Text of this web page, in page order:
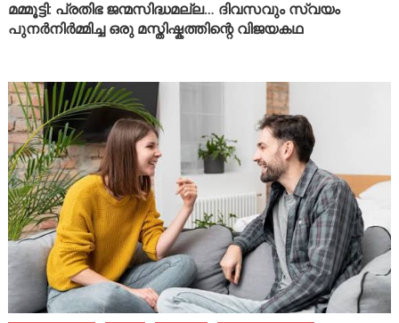
മമ്മൂട്ടി: പ്രതിഭ ജന്മസിദ്ധമല്ല… ദിവസവും സ്വയം
പുനർനിർമ്മിച്ച ഒരു മസ്തിഷ്കത്തിന്റെ വിജയകഥ